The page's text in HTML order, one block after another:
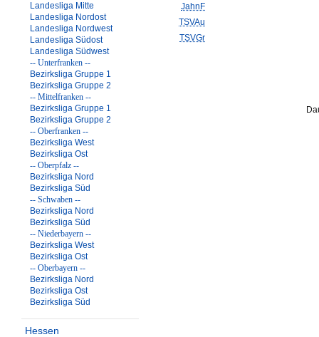
Landesliga Mitte
Landesliga Nordost
Landesliga Nordwest
Landesliga Südost
Landesliga Südwest
-- Unterfranken --
Bezirksliga Gruppe 1
Bezirksliga Gruppe 2
-- Mittelfranken --
Bezirksliga Gruppe 1
Bezirksliga Gruppe 2
-- Oberfranken --
Bezirksliga West
Bezirksliga Ost
-- Oberpfalz --
Bezirksliga Nord
Bezirksliga Süd
-- Schwaben --
Bezirksliga Nord
Bezirksliga Süd
-- Niederbayern --
Bezirksliga West
Bezirksliga Ost
-- Oberbayern --
Bezirksliga Nord
Bezirksliga Ost
Bezirksliga Süd
Hessen
JahnF
TSVAu
TSVGr